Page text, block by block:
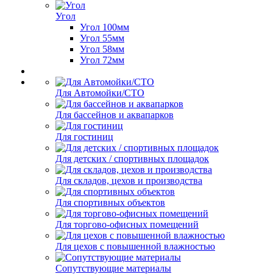
Угол
Угол 100мм
Угол 55мм
Угол 58мм
Угол 72мм
Для Автомойки/СТО
Для бассейнов и аквапарков
Для гостиниц
Для детских / спортивных площадок
Для складов, цехов и производства
Для спортивных объектов
Для торгово-офисных помещений
Для цехов с повышенной влажностью
Сопутствующие материалы